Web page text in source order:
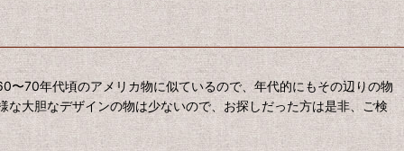
70年代頃のアメリカ物に似ているので、年代的にもその辺りの物
大胆なデザインの物は少ないので、お探しだった方は是非、ご検